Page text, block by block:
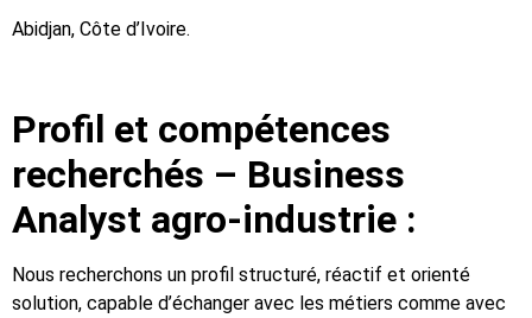
Abidjan, Côte d’Ivoire.
Profil et compétences
recherchés – Business
Analyst agro-industrie :
Nous recherchons un profil structuré, réactif et orienté
solution, capable d’échanger avec les métiers comme avec